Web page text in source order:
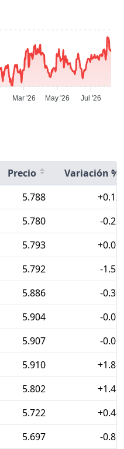
Mar '26 May '26 Jul '26
Precio
Variación %
5.788
5.780
-
5.793
5.792
-
5.886
-
5.904
-
5.907
-
5.910
5.802
5.722
5.697
-